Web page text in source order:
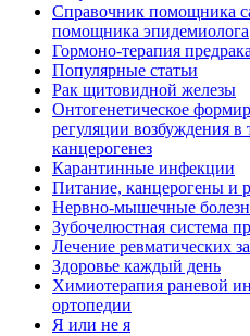
Справочник помощника
помощника эпидемиолога
Гормоно-терапия
Популярные статьи
Рак щитовидной железы
Онтогенетическое
регуляции возбуждения в
канцерогенез
Карантинные инфекции
Питание, канцерогены и
Нервно-мышечные
Зубочелюстная система
Лечение ревматических
Здоровье каждый день
Химиотерапия раневой
ортопедии
Я или не я